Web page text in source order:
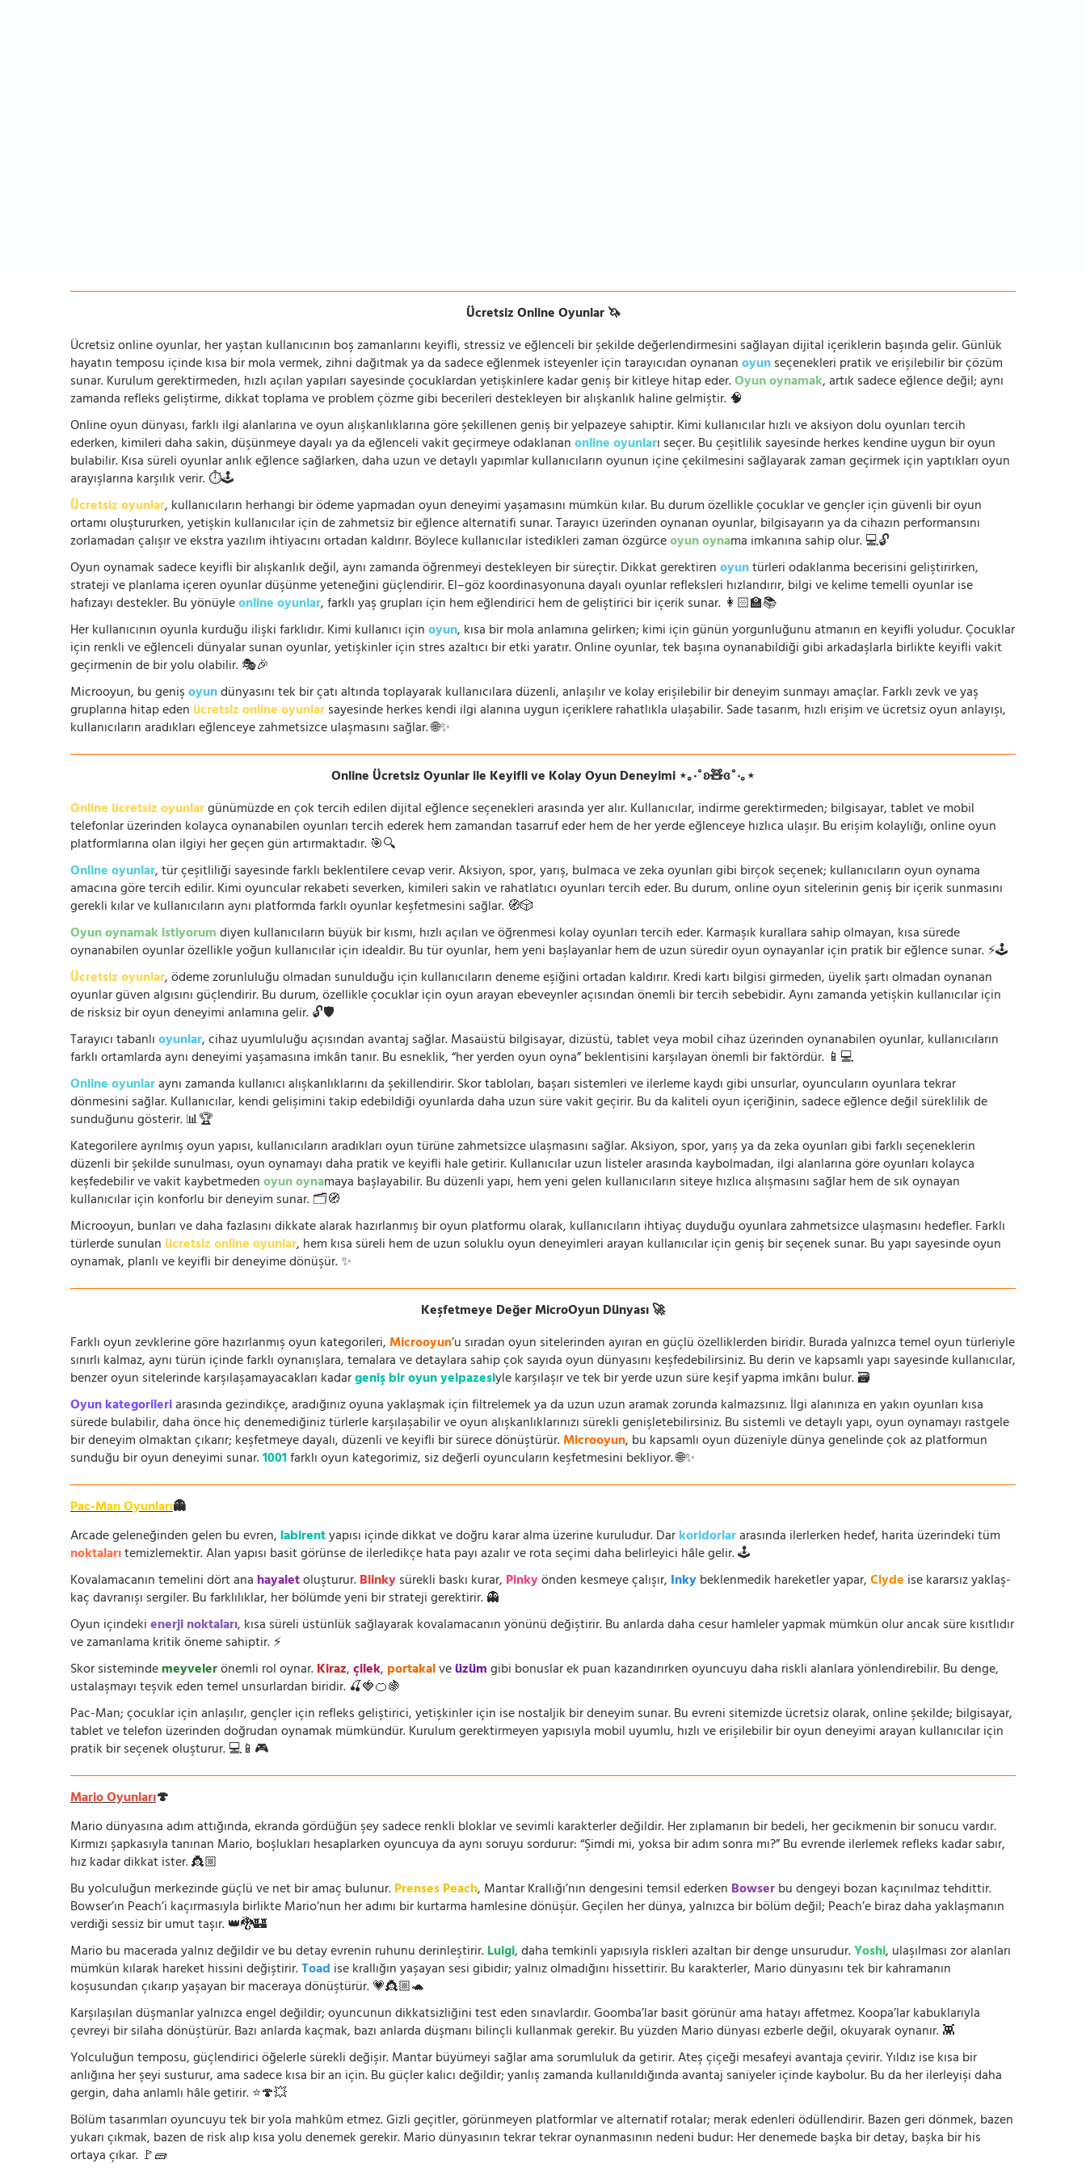
Ücretsiz Online Oyunlar 🦄
Ücretsiz online oyunlar, her yaştan kullanıcının boş zamanlarını keyifli, stressiz ve eğlenceli bir şekilde değerlendirmesini sağlayan dijital içeriklerin başında gelir. Günlük
hayatın temposu içinde kısa bir mola vermek, zihni dağıtmak ya da sadece eğlenmek isteyenler için tarayıcıdan oynananoyunseçenekleri pratik ve erişilebilir bir çözüm
sunar. Kurulum gerektirmeden, hızlı açılan yapıları sayesinde çocuklardan yetişkinlere kadar geniş bir kitleye hitap eder.Oyun oynamak, artık sadece eğlence değil; aynı
zamanda refleks geliştirme, dikkat toplama ve problem çözme gibi becerileri destekleyen bir alışkanlık haline gelmiştir. 🧠
Online oyun dünyası, farklı ilgi alanlarına ve oyun alışkanlıklarına göre şekillenen geniş bir yelpazeye sahiptir. Kimi kullanıcılar hızlı ve aksiyon dolu oyunları tercih
ederken, kimileri daha sakin, düşünmeye dayalı ya da eğlenceli vakit geçirmeye odaklananonline oyunları seçer. Bu çeşitlilik sayesinde herkes kendine uygun bir oyun
bulabilir. Kısa süreli oyunlar anlık eğlence sağlarken, daha uzun ve detaylı yapımlar kullanıcıların oyunun içine çekilmesini sağlayarak zaman geçirmek için yaptıkları oyun
arayışlarına karşılık verir. ⏱️🕹️
Ücretsiz oyunlar, kullanıcıların herhangi bir ödeme yapmadan oyun deneyimi yaşamasını mümkün kılar. Bu durum özellikle çocuklar ve gençler için güvenli bir oyun
ortamı oluştururken, yetişkin kullanıcılar için de zahmetsiz bir eğlence alternatifi sunar. Tarayıcı üzerinden oynanan oyunlar, bilgisayarın ya da cihazın performansını
zorlamadan çalışır ve ekstra yazılım ihtiyacını ortadan kaldırır. Böylece kullanıcılar istedikleri zaman özgürceoyun oynama imkanına sahip olur. 💻🔓
Oyun oynamak sadece keyifli bir alışkanlık değil, aynı zamanda öğrenmeyi destekleyen bir süreçtir. Dikkat gerektirenoyuntürleri odaklanma becerisini geliştirirken,
strateji ve planlama içeren oyunlar düşünme yeteneğini güçlendirir. El–göz koordinasyonuna dayalı oyunlar refleksleri hızlandırır, bilgi ve kelime temelli oyunlar ise
hafızayı destekler. Bu yönüyleonline oyunlar, farklı yaş grupları için hem eğlendirici hem de geliştirici bir içerik sunar. 👩🏻‍🏫📚
Her kullanıcının oyunla kurduğu ilişki farklıdır. Kimi kullanıcı içinoyun, kısa bir mola anlamına gelirken; kimi için günün yorgunluğunu atmanın en keyifli yoludur. Çocuklar
için renkli ve eğlenceli dünyalar sunan oyunlar, yetişkinler için stres azaltıcı bir etki yaratır. Online oyunlar, tek başına oynanabildiği gibi arkadaşlarla birlikte keyifli vakit
geçirmenin de bir yolu olabilir. 🎭🎉
Microoyun, bu genişoyundünyasını tek bir çatı altında toplayarak kullanıcılara düzenli, anlaşılır ve kolay erişilebilir bir deneyim sunmayı amaçlar. Farklı zevk ve yaş
gruplarına hitap eden ücretsiz online oyunlarsayesinde herkes kendi ilgi alanına uygun içeriklere rahatlıkla ulaşabilir. Sade tasarım, hızlı erişim ve ücretsiz oyun anlayışı,
kullanıcıların aradıkları eğlenceye zahmetsizce ulaşmasını sağlar. 🌐✨
Online Ücretsiz Oyunlar ile Keyifli ve Kolay Oyun Deneyimi ⋆｡‧˚ʚ🧸ɞ˚‧｡⋆
Online ücretsiz oyunlargünümüzde en çok tercih edilen dijital eğlence seçenekleri arasında yer alır. Kullanıcılar, indirme gerektirmeden; bilgisayar, tablet ve mobil
telefonlar üzerinden kolayca oynanabilen oyunları tercih ederek hem zamandan tasarruf eder hem de her yerde eğlenceye hızlıca ulaşır. Bu erişim kolaylığı, online oyun
platformlarına olan ilgiyi her geçen gün artırmaktadır. 🎯🔍
Online oyunlar, tür çeşitliliği sayesinde farklı beklentilere cevap verir. Aksiyon, spor, yarış, bulmaca ve zeka oyunları gibi birçok seçenek; kullanıcıların oyun oynama
amacına göre tercih edilir. Kimi oyuncular rekabeti severken, kimileri sakin ve rahatlatıcı oyunları tercih eder. Bu durum, online oyun sitelerinin geniş bir içerik sunmasını
gerekli kılar ve kullanıcıların aynı platformda farklı oyunlar keşfetmesini sağlar. 🧭🎲
Oyun oynamak istiyorumdiyen kullanıcıların büyük bir kısmı, hızlı açılan ve öğrenmesi kolay oyunları tercih eder. Karmaşık kurallara sahip olmayan, kısa sürede
oynanabilen oyunlar özellikle yoğun kullanıcılar için idealdir. Bu tür oyunlar, hem yeni başlayanlar hem de uzun süredir oyun oynayanlar için pratik bir eğlence sunar. ⚡🕹️
Ücretsiz oyunlar, ödeme zorunluluğu olmadan sunulduğu için kullanıcıların deneme eşiğini ortadan kaldırır. Kredi kartı bilgisi girmeden, üyelik şartı olmadan oynanan
oyunlar güven algısını güçlendirir. Bu durum, özellikle çocuklar için oyun arayan ebeveynler açısından önemli bir tercih sebebidir. Aynı zamanda yetişkin kullanıcılar için
de risksiz bir oyun deneyimi anlamına gelir. 🔓🛡️
Tarayıcı tabanlıoyunlar, cihaz uyumluluğu açısından avantaj sağlar. Masaüstü bilgisayar, dizüstü, tablet veya mobil cihaz üzerinden oynanabilen oyunlar, kullanıcıların
farklı ortamlarda aynı deneyimi yaşamasına imkân tanır. Bu esneklik, “her yerden oyun oyna” beklentisini karşılayan önemli bir faktördür. 📱💻
Online oyunlaraynı zamanda kullanıcı alışkanlıklarını da şekillendirir. Skor tabloları, başarı sistemleri ve ilerleme kaydı gibi unsurlar, oyuncuların oyunlara tekrar
dönmesini sağlar. Kullanıcılar, kendi gelişimini takip edebildiği oyunlarda daha uzun süre vakit geçirir. Bu da kaliteli oyun içeriğinin, sadece eğlence değil süreklilik de
sunduğunu gösterir. 📊🏆
Kategorilere ayrılmış oyun yapısı, kullanıcıların aradıkları oyun türüne zahmetsizce ulaşmasını sağlar. Aksiyon, spor, yarış ya da zeka oyunları gibi farklı seçeneklerin
düzenli bir şekilde sunulması, oyun oynamayı daha pratik ve keyifli hale getirir. Kullanıcılar uzun listeler arasında kaybolmadan, ilgi alanlarına göre oyunları kolayca
keşfedebilir ve vakit kaybetmedenoyun oynamaya başlayabilir. Bu düzenli yapı, hem yeni gelen kullanıcıların siteye hızlıca alışmasını sağlar hem de sık oynayan
kullanıcılar için konforlu bir deneyim sunar. 🗂️🧭
Microoyun, bunları ve daha fazlasını dikkate alarak hazırlanmış bir oyun platformu olarak, kullanıcıların ihtiyaç duyduğu oyunlara zahmetsizce ulaşmasını hedefler. Farklı
türlerde sunulan ücretsiz online oyunlar, hem kısa süreli hem de uzun soluklu oyun deneyimleri arayan kullanıcılar için geniş bir seçenek sunar. Bu yapı sayesinde oyun
oynamak, planlı ve keyifli bir deneyime dönüşür. ✨
Keşfetmeye Değer MicroOyun Dünyası 🚀
Farklı oyun zevklerine göre hazırlanmış oyun kategorileri,Microoyun’u sıradan oyun sitelerinden ayıran en güçlü özelliklerden biridir. Burada yalnızca temel oyun türleriyle
sınırlı kalmaz, aynı türün içinde farklı oynanışlara, temalara ve detaylara sahip çok sayıda oyun dünyasını keşfedebilirsiniz. Bu derin ve kapsamlı yapı sayesinde kullanıcılar,
benzer oyun sitelerinde karşılaşamayacakları kadargeniş bir oyun yelpazesiyle karşılaşır ve tek bir yerde uzun süre keşif yapma imkânı bulur. 🗃️
Oyun kategorileriarasında gezindikçe, aradığınız oyuna yaklaşmak için filtrelemek ya da uzun uzun aramak zorunda kalmazsınız. İlgi alanınıza en yakın oyunları kısa
sürede bulabilir, daha önce hiç denemediğiniz türlerle karşılaşabilir ve oyun alışkanlıklarınızı sürekli genişletebilirsiniz. Bu sistemli ve detaylı yapı, oyun oynamayı rastgele
bir deneyim olmaktan çıkarır; keşfetmeye dayalı, düzenli ve keyifli bir sürece dönüştürür.Microoyun, bu kapsamlı oyun düzeniyle dünya genelinde çok az platformun
sunduğu bir oyun deneyimi sunar.1001farklı oyun kategorimiz, siz değerli oyuncuların keşfetmesini bekliyor. 🌐✨
Pac-Man Oyunları👻
Arcade geleneğinden gelen bu evren, labirentyapısı içinde dikkat ve doğru karar alma üzerine kuruludur. Darkoridorlararasında ilerlerken hedef, harita üzerindeki tüm
noktalarıtemizlemektir. Alan yapısı basit görünse de ilerledikçe hata payı azalır ve rota seçimi daha belirleyici hâle gelir. 🕹️
Kovalamacanın temelini dört ana hayaletoluşturur.Blinkysürekli baskı kurar, Pinkyönden kesmeye çalışır, Inkybeklenmedik hareketler yapar,Clyde ise kararsız yaklaş-
kaç davranışı sergiler. Bu farklılıklar, her bölümde yeni bir strateji gerektirir. 👻
Oyun içindekienerji noktaları, kısa süreli üstünlük sağlayarak kovalamacanın yönünü değiştirir. Bu anlarda daha cesur hamleler yapmak mümkün olur ancak süre kısıtlıdır
ve zamanlama kritik öneme sahiptir. ⚡
Skor sistemindemeyvelerönemli rol oynar.Kiraz,çilek, portakalveüzümgibi bonuslar ek puan kazandırırken oyuncuyu daha riskli alanlara yönlendirebilir. Bu denge,
ustalaşmayı teşvik eden temel unsurlardan biridir. 🍒🍓🍊🍇
Pac-Man; çocuklar için anlaşılır, gençler için refleks geliştirici, yetişkinler için ise nostaljik bir deneyim sunar. Bu evreni sitemizde ücretsiz olarak, online şekilde; bilgisayar,
tablet ve telefon üzerinden doğrudan oynamak mümkündür. Kurulum gerektirmeyen yapısıyla mobil uyumlu, hızlı ve erişilebilir bir oyun deneyimi arayan kullanıcılar için
pratik bir seçenek oluşturur. 💻📱🎮
Mario Oyunları🍄
Mario dünyasına adım attığında, ekranda gördüğün şey sadece renkli bloklar ve sevimli karakterler değildir. Her zıplamanın bir bedeli, her gecikmenin bir sonucu vardır.
Kırmızı şapkasıyla tanınan Mario, boşlukları hesaplarken oyuncuya da aynı soruyu sordurur: “Şimdi mi, yoksa bir adım sonra mı?” Bu evrende ilerlemek refleks kadar sabır,
hız kadar dikkat ister. 👸🏼
Bu yolculuğun merkezinde güçlü ve net bir amaç bulunur.Prenses Peach, Mantar Krallığı’nın dengesini temsil ederken Bowserbu dengeyi bozan kaçınılmaz tehdittir.
Bowser’ın Peach’i kaçırmasıyla birlikte Mario’nun her adımı bir kurtarma hamlesine dönüşür. Geçilen her dünya, yalnızca bir bölüm değil; Peach’e biraz daha yaklaşmanın
verdiği sessiz bir umut taşır. 👑🐉🏰
Mario bu macerada yalnız değildir ve bu detay evrenin ruhunu derinleştirir.Luigi, daha temkinli yapısıyla riskleri azaltan bir denge unsurudur.Yoshi, ulaşılması zor alanları
mümkün kılarak hareket hissini değiştirir.Toad ise krallığın yaşayan sesi gibidir; yalnız olmadığını hissettirir. Bu karakterler, Mario dünyasını tek bir kahramanın
koşusundan çıkarıp yaşayan bir maceraya dönüştürür. 💗👸🏼🐢
Karşılaşılan düşmanlar yalnızca engel değildir; oyuncunun dikkatsizliğini test eden sınavlardır. Goomba’lar basit görünür ama hatayı affetmez. Koopa’lar kabuklarıyla
çevreyi bir silaha dönüştürür. Bazı anlarda kaçmak, bazı anlarda düşmanı bilinçli kullanmak gerekir. Bu yüzden Mario dünyası ezberle değil, okuyarak oynanır. 👾
Yolculuğun temposu, güçlendirici öğelerle sürekli değişir. Mantar büyümeyi sağlar ama sorumluluk da getirir. Ateş çiçeği mesafeyi avantaja çevirir. Yıldız ise kısa bir
anlığına her şeyi susturur, ama sadece kısa bir an için. Bu güçler kalıcı değildir; yanlış zamanda kullanıldığında avantaj saniyeler içinde kaybolur. Bu da her ilerleyişi daha
gergin, daha anlamlı hâle getirir. ⭐🍄💥
Bölüm tasarımları oyuncuyu tek bir yola mahkûm etmez. Gizli geçitler, görünmeyen platformlar ve alternatif rotalar; merak edenleri ödüllendirir. Bazen geri dönmek, bazen
yukarı çıkmak, bazen de risk alıp kısa yolu denemek gerekir. Mario dünyasının tekrar tekrar oynanmasının nedeni budur: Her denemede başka bir detay, başka bir his
ortaya çıkar. 🚩🧱